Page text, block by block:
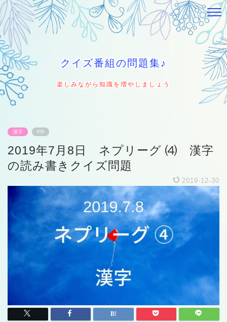
クイズ番組の問題集♪
楽しみながら知識を増やしましょう
漢字 PR
2019年7月8日 ネプリーグ ⑷ 漢字
の読み書きクイズ問題
2019-12-30